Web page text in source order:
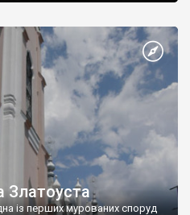
Златоуста
із перших мурованих споруд